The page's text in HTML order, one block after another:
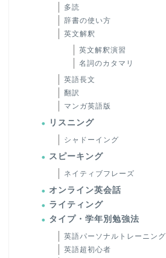
多読
辞書の使い方
英文解釈
英文解釈演習
名詞のカタマリ
英語長文
翻訳
マンガ英語版
リスニング
シャドーイング
スピーキング
ネイティブフレーズ
オンライン英会話
ライティング
タイプ・学年別勉強法
英語パーソナルトレーニング
英語超初心者